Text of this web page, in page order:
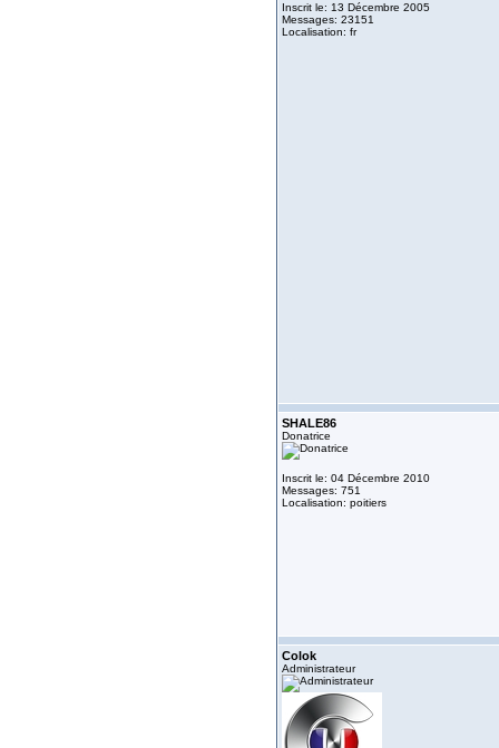
Inscrit le: 13 Décembre 2005
Messages: 23151
Localisation: fr
SHALE86
Donatrice
Inscrit le: 04 Décembre 2010
Messages: 751
Localisation: poitiers
Colok
Administrateur